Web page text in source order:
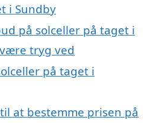
i Sundby
på solceller på taget i
tryg ved
på taget i
at bestemme prisen på